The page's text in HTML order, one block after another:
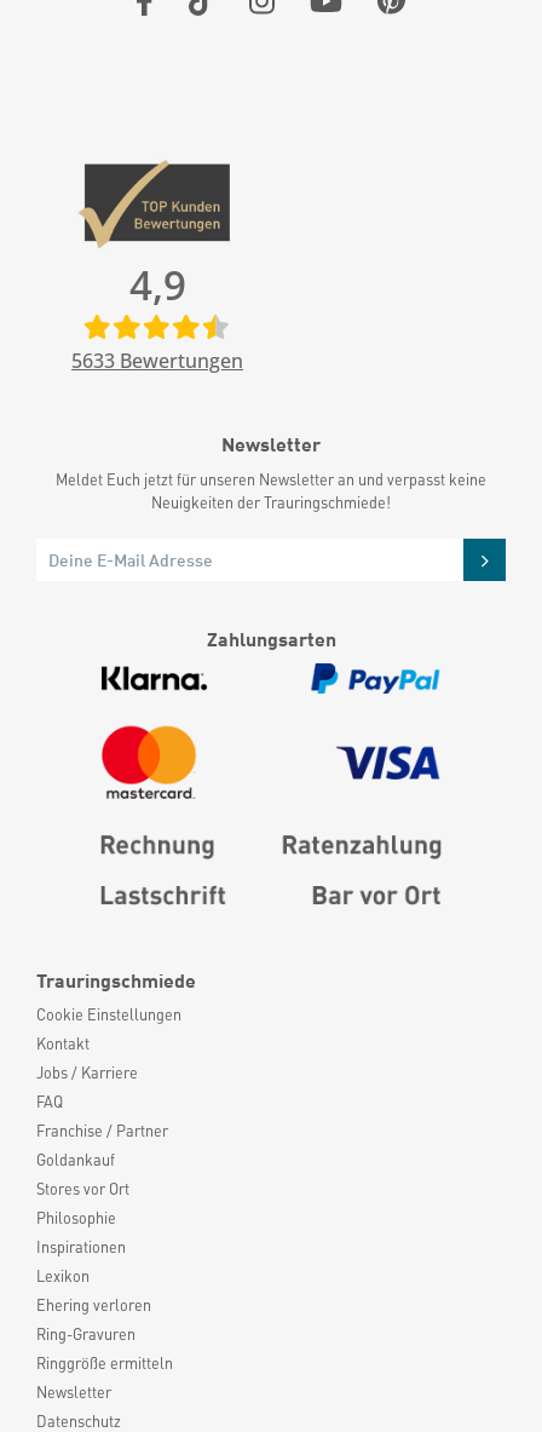
Trauringschmiede
Cookie Einstellungen
Kontakt
Jobs / Karriere
FAQ
Franchise / Partner
Goldankauf
Stores vor Ort
Philosophie
Inspirationen
Lexikon
Ehering verloren
Ring-Gravuren
Ringgröße ermitteln
Newsletter
Datenschutz
4,9
5633 Bewertungen
Newsletter
Meldet Euch jetzt für unseren Newsletter an und verpasst keine
Neuigkeiten der Trauringschmiede!
Zahlungsarten